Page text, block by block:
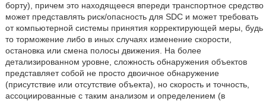
борту), причем это находящееся впереди транспортное средство
может представлять риск/опасность для SDC и может требовать
от компьютерной системы принятия корректирующей меры, будь
то торможение либо в иных случаях изменение скорости,
остановка или смена полосы движения. На более
детализированном уровне, сложность обнаружения объектов
представляет собой не просто двоичное обнаружение
(присутствие или отсутствие объекта), но скорость и точность,
ассоциированные с таким анализом и определением (в